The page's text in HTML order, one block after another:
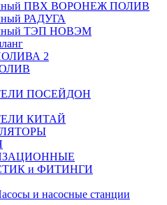
ПВХ ВОРОНЕЖ ПОЛИВ
РАДУГА
ТЭП НОВЭМ
2
ПОСЕЙДОН
КИТАЙ
и ФИТИНГИ
и насосные станции